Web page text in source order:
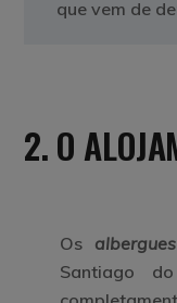
que vem de
2. O
Os albergues
Santiago